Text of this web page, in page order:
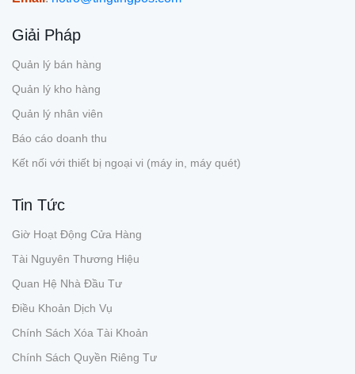
Giải Pháp
Quản lý bán hàng
Quản lý kho hàng
Quản lý nhân viên
Báo cáo doanh thu
Kết nối với thiết bị ngoại vi (máy in, máy quét)
Tin Tức
Giờ Hoạt Động Cửa Hàng
Tài Nguyên Thương Hiệu
Quan Hệ Nhà Đầu Tư
Điều Khoản Dịch Vụ
Chính Sách Xóa Tài Khoản
Chính Sách Quyền Riêng Tư